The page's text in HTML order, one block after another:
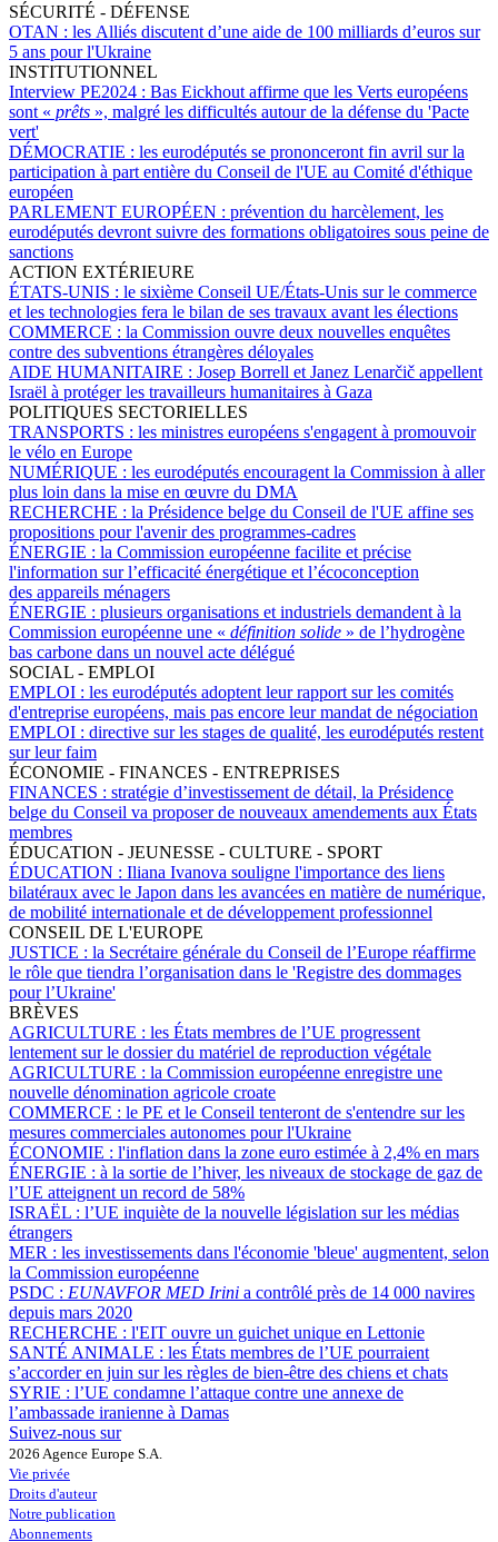
SÉCURITÉ - DÉFENSE
OTAN : les Alliés discutent d’une aide de 100 milliards d’euros sur
5 ans pour l'Ukraine
INSTITUTIONNEL
Interview PE2024 : Bas Eickhout affirme que les Verts européens
sont « prêts », malgré les difficultés autour de la défense du 'Pacte
vert'
DÉMOCRATIE : les eurodéputés se prononceront fin avril sur la
participation à part entière du Conseil de l'UE au Comité d'éthique
européen
PARLEMENT EUROPÉEN : prévention du harcèlement, les
eurodéputés devront suivre des formations obligatoires sous peine de
sanctions
ACTION EXTÉRIEURE
ÉTATS-UNIS : le sixième Conseil UE/États-Unis sur le commerce
et les technologies fera le bilan de ses travaux avant les élections
COMMERCE : la Commission ouvre deux nouvelles enquêtes
contre des subventions étrangères déloyales
AIDE HUMANITAIRE : Josep Borrell et Janez Lenarčič appellent
Israël à protéger les travailleurs humanitaires à Gaza
POLITIQUES SECTORIELLES
TRANSPORTS : les ministres européens s'engagent à promouvoir
le vélo en Europe
NUMÉRIQUE : les eurodéputés encouragent la Commission à aller
plus loin dans la mise en œuvre du DMA
RECHERCHE : la Présidence belge du Conseil de l'UE affine ses
propositions pour l'avenir des programmes-cadres
ÉNERGIE : la Commission européenne facilite et précise
l'information sur l’efficacité énergétique et l’écoconception
des appareils ménagers
ÉNERGIE : plusieurs organisations et industriels demandent à la
Commission européenne une « définition solide » de l’hydrogène
bas carbone dans un nouvel acte délégué
SOCIAL - EMPLOI
EMPLOI : les eurodéputés adoptent leur rapport sur les comités
d'entreprise européens, mais pas encore leur mandat de négociation
EMPLOI : directive sur les stages de qualité, les eurodéputés restent
sur leur faim
ÉCONOMIE - FINANCES - ENTREPRISES
FINANCES : stratégie d’investissement de détail, la Présidence
belge du Conseil va proposer de nouveaux amendements aux États
membres
ÉDUCATION - JEUNESSE - CULTURE - SPORT
ÉDUCATION : Iliana Ivanova souligne l'importance des liens
bilatéraux avec le Japon dans les avancées en matière de numérique,
de mobilité internationale et de développement professionnel
CONSEIL DE L'EUROPE
JUSTICE : la Secrétaire générale du Conseil de l’Europe réaffirme
le rôle que tiendra l’organisation dans le 'Registre des dommages
pour l’Ukraine'
BRÈVES
AGRICULTURE : les États membres de l’UE progressent
lentement sur le dossier du matériel de reproduction végétale
AGRICULTURE : la Commission européenne enregistre une
nouvelle dénomination agricole croate
COMMERCE : le PE et le Conseil tenteront de s'entendre sur les
mesures commerciales autonomes pour l'Ukraine
ÉCONOMIE : l'inflation dans la zone euro estimée à 2,4% en mars
ÉNERGIE : à la sortie de l’hiver, les niveaux de stockage de gaz de
l’UE atteignent un record de 58%
ISRAËL : l’UE inquiète de la nouvelle législation sur les médias
étrangers
MER : les investissements dans l'économie 'bleue' augmentent, selon
la Commission européenne
PSDC : EUNAVFOR MED Irini a contrôlé près de 14 000 navires
depuis mars 2020
RECHERCHE : l'EIT ouvre un guichet unique en Lettonie
SANTÉ ANIMALE : les États membres de l’UE pourraient
s’accorder en juin sur les règles de bien-être des chiens et chats
SYRIE : l’UE condamne l’attaque contre une annexe de
l’ambassade iranienne à Damas
Suivez-nous sur
2026 Agence Europe S.A.
Vie privée
Droits d'auteur
Notre publication
Abonnements